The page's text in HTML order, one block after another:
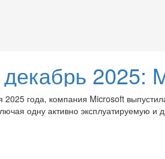
года, компания Microsoft
одну активно эксплуатируемую и